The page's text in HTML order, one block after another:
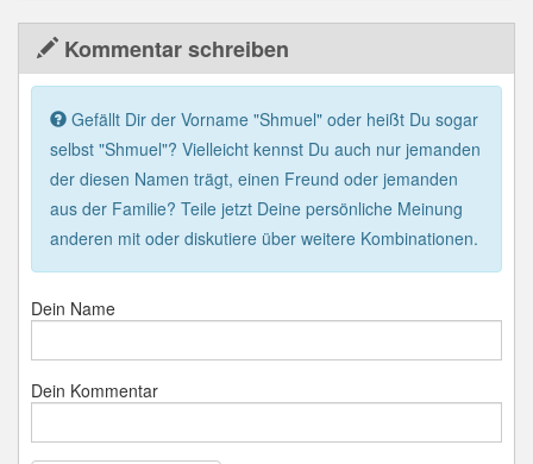
Kommentar schreiben
Gefällt Dir der Vorname "Shmuel" oder heißt Du sogar
selbst "Shmuel"? Vielleicht kennst Du auch nur jemanden
der diesen Namen trägt, einen Freund oder jemanden
aus der Familie? Teile jetzt Deine persönliche Meinung
anderen mit oder diskutiere über weitere Kombinationen.
Dein Name
Dein Kommentar